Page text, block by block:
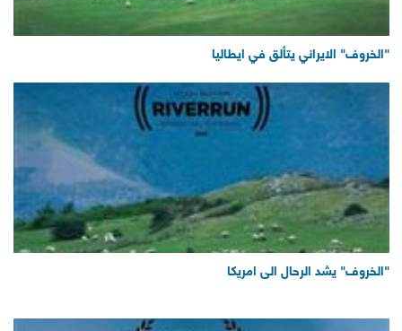
"الخروف" يشد الرحال الى امريكا
"الخروف" الايراني يتألق في ايطاليا